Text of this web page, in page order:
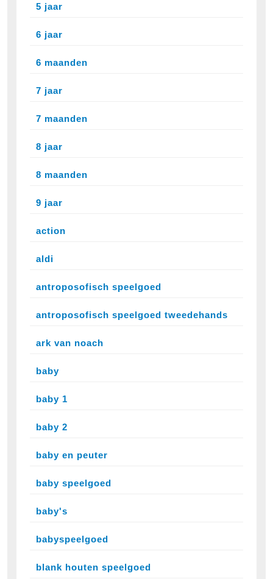
5 jaar
6 jaar
6 maanden
7 jaar
7 maanden
8 jaar
8 maanden
9 jaar
action
aldi
antroposofisch speelgoed
antroposofisch speelgoed tweedehands
ark van noach
baby
baby 1
baby 2
baby en peuter
baby speelgoed
baby's
babyspeelgoed
blank houten speelgoed